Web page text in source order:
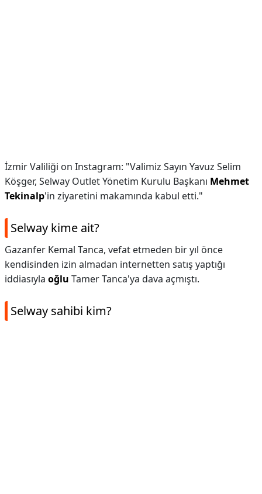
İzmir Valiliği on Instagram: "Valimiz Sayın Yavuz Selim
Köşger, Selway Outlet Yönetim Kurulu Başkanı Mehmet
Tekinalp'in ziyaretini makamında kabul etti."
Selway kime ait?
Gazanfer Kemal Tanca, vefat etmeden bir yıl önce
kendisinden izin almadan internetten satış yaptığı
iddiasıyla oğlu Tamer Tanca'ya dava açmıştı.
Selway sahibi kim?